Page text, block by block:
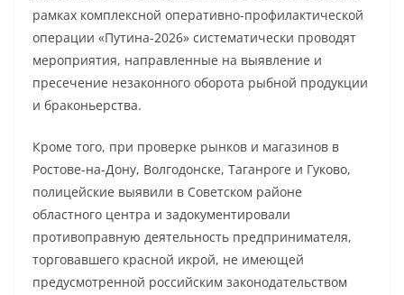
рамках комплексной оперативно-профилактической
операции «Путина-2026» систематически проводят
мероприятия, направленные на выявление и
пресечение незаконного оборота рыбной продукции
и браконьерства.
Кроме того, при проверке рынков и магазинов в
Ростове-на-Дону, Волгодонске, Таганроге и Гуково,
полицейские выявили в Советском районе
областного центра и задокументировали
противоправную деятельность предпринимателя,
торговавшего красной икрой, не имеющей
предусмотренной российским законодательством